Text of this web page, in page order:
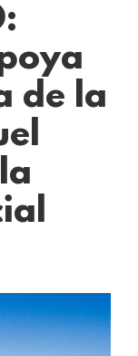
de la